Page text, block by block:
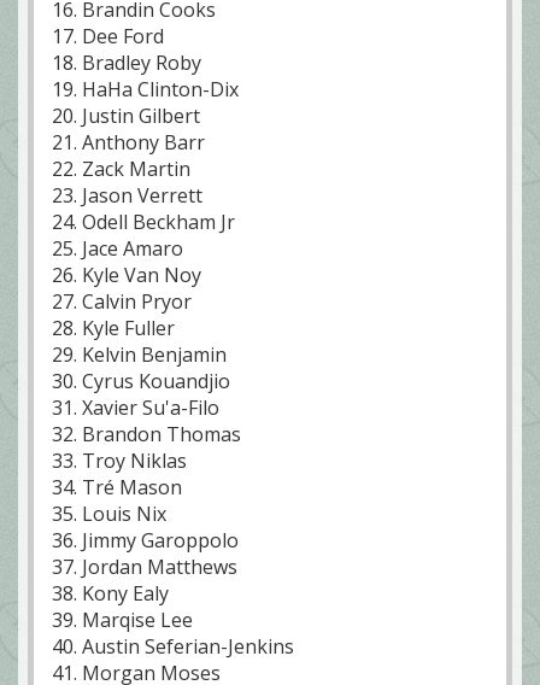
16. Brandin Cooks
17. Dee Ford
18. Bradley Roby
19. HaHa Clinton-Dix
20. Justin Gilbert
21. Anthony Barr
22. Zack Martin
23. Jason Verrett
24. Odell Beckham Jr
25. Jace Amaro
26. Kyle Van Noy
27. Calvin Pryor
28. Kyle Fuller
29. Kelvin Benjamin
30. Cyrus Kouandjio
31. Xavier Su'a-Filo
32. Brandon Thomas
33. Troy Niklas
34. Tré Mason
35. Louis Nix
36. Jimmy Garoppolo
37. Jordan Matthews
38. Kony Ealy
39. Marqise Lee
40. Austin Seferian-Jenkins
41. Morgan Moses